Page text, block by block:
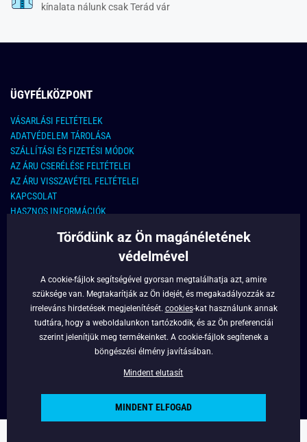
kínalata nálunk csak Terád vár
ÜGYFÉLKÖZPONT
VÁSARLÁSI FELTÉTELEK
ADATVÉDELEM TÁROLÁSA
SZÁLLÍTÁSI ÉS FIZETÉSI MÓDOK
AZ ÁRU CSERÉLÉSE FELTÉTELEI
AZ ÁRU VISSZAVÉTEL FELTÉTELEI
KAPCSOLAT
HASZNOS INFORMÁCIÓK
KAPCSOLAT
info@legyferfi.hu
FONTOS INFORMÁCIÓK
RÓLUNK
Törődünk az Ön magánéletének
védelmével
A cookie-fájlok segítségével gyorsan megtalálhatja azt, amire
szüksége van. Megtakarítják az Ön idejét, és megakadályozzák az
irreleváns hirdetések megjelenítését. cookies-kat használunk annak
tudtára, hogy a weboldalunkon tartózkodik, és az Ön preferenciái
szerint jelenítjük meg termékeinket. A cookie-fájlok segítenek a
böngészési élmény javításában.
Mindent elutasít
MINDENT ELFOGAD